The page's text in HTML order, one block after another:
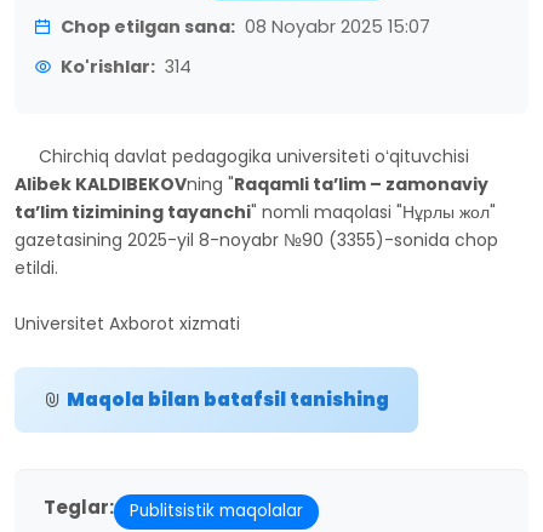
Chop etilgan sana: 08 Noyabr 2025 15:07
Ko'rishlar: 314
Chirchiq davlat pedagogika universiteti oʻqituvchisi
Alibek KALDIBEKOVning "Raqamli ta’lim – zamonaviy
ta’lim tizimining tayanchi" nomli maqolasi "Нұрлы жол"
gazetasining 2025-yil 8-noyabr №90 (3355)-sonida chop
etildi.
Universitet Axborot xizmati
Maqola bilan batafsil tanishing
Teglar: Publitsistik maqolalar